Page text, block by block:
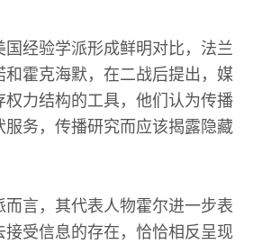
国经验学派形成鲜明对比，法兰
和霍克海默，在二战后提出，媒
力结构的工具，他们认为传播
务，传播研究而应该揭露隐藏
而言，其代表人物霍尔进一步表
接受信息的存在，恰恰相反呈现